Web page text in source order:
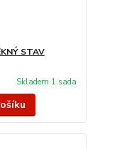
STAV
Skladem 1 sada